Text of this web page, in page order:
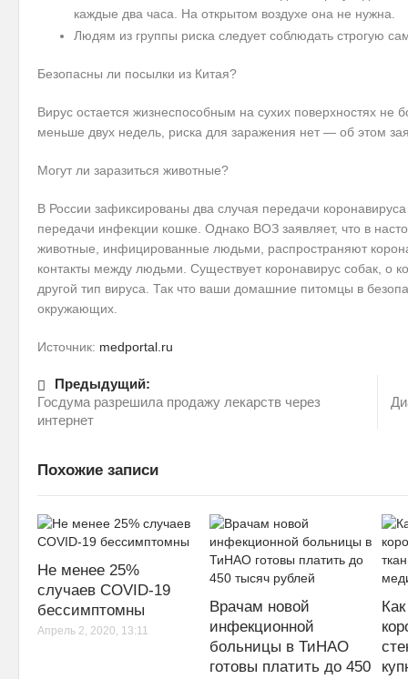
каждые два часа. На открытом воздухе она не нужна.
Людям из группы риска следует соблюдать строгую
Безопасны ли посылки из Китая?
Вирус остается жизнеспособным на сухих поверхностях не
меньше двух недель, риска для заражения нет — об этом
Могут ли заразиться животные?
В России зафиксированы два случая передачи
передачи инфекции кошке. Однако ВОЗ заявляет, что в
животные, инфицированные людьми, распространяют
контакты между людьми. Существует коронавирус собак, о
другой тип вируса. Так что ваши домашние питомцы в
окружающих.
Источник: medportal.ru
Предыдущий:
Госдума разрешила продажу лекарств через
интернет
Похожие записи
Не менее 25%
случаев COVID-19
бессимптомны
Апрель 2, 2020, 13:11
Врачам новой
инфекционной
больницы в ТиНАО
готовы платить до 450